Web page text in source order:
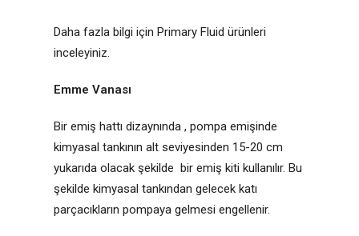
Daha fazla bilgi için Primary Fluid ürünleri
inceleyiniz.
Emme Vanası
Bir emiş hattı dizaynında , pompa emişinde
kimyasal tankının alt seviyesinden 15-20 cm
yukarıda olacak şekilde bir emiş kiti kullanılır. Bu
şekilde kimyasal tankından gelecek katı
parçacıkların pompaya gelmesi engellenir.